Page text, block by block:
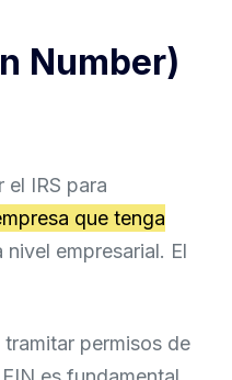
Number)
IRS para
que tenga
empresarial. El
permisos de